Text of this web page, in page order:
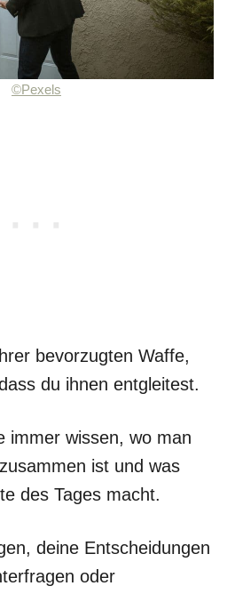
©Pexels
bevorzugten Waffe,
du ihnen entgleitest.
immer wissen, wo man
ist und was
des Tages macht.
deine Entscheidungen
oder